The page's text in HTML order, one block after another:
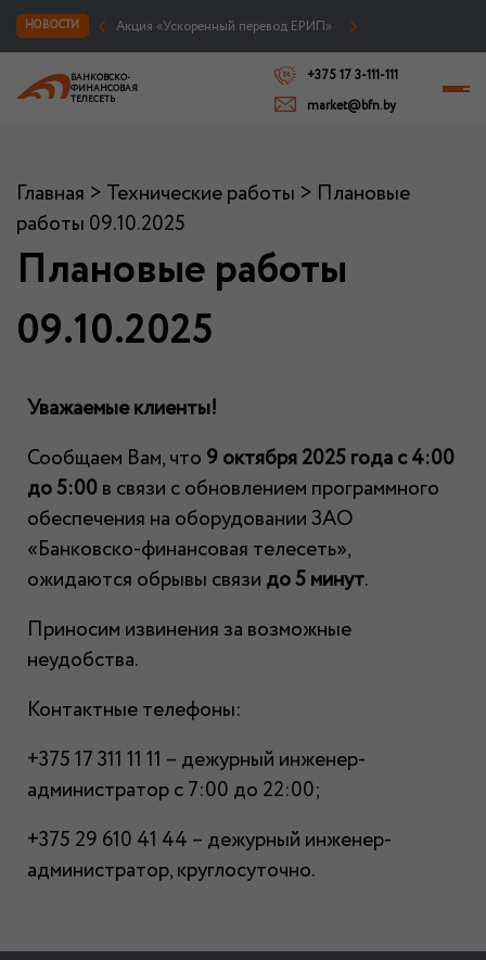
НОВОСТИ Акция «Ускоренный перевод ЕРИП»
БАНКОВСКО-
ФИНАНСОВАЯ
ТЕЛЕСЕТЬ
+375 17 3-111-111
market@bfn.by
Главная > Технические работы > Плановые
работы 09.10.2025
Плановые работы
09.10.2025
Уважаемые клиенты!
Сообщаем Вам, что 9 октября 2025 года с 4:00
до 5:00в связи с обновлением программного
обеспечения на оборудовании ЗАО
«Банковско-финансовая телесеть»,
ожидаются обрывы связи до 5 минут.
Приносим извинения за возможные
неудобства.
Контактные телефоны:
+375 17 311 11 11 – дежурный инженер-
администратор с 7:00 до 22:00;
+375 29 610 41 44 – дежурный инженер-
администратор, круглосуточно.